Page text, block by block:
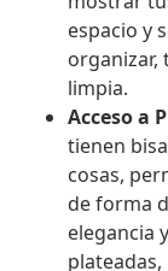
espacio y
organizar,
limpia.
Acceso a
tienen
cosas,
de forma
elegancia